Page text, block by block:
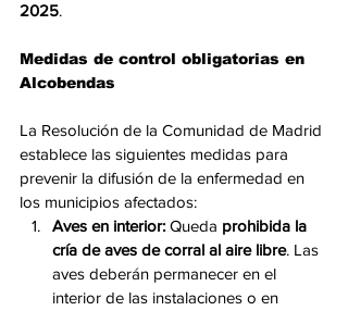
2025.
Medidas de control obligatorias en
Alcobendas
La Resolución de la Comunidad de Madrid
establece las siguientes medidas para
prevenir la difusión de la enfermedad en
los municipios afectados:
Aves en interior: Queda prohibida la
cría de aves de corral al aire libre. Las
aves deberán permanecer en el
interior de las instalaciones o en